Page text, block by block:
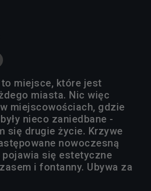
to miejsce, które jest
miasta. Nic więc
miejscowościach, gdzie
nieco zaniedbane -
się drugie życie. Krzywe
nowoczesną
pojawia się estetyczne
i fontanny. Ubywa za